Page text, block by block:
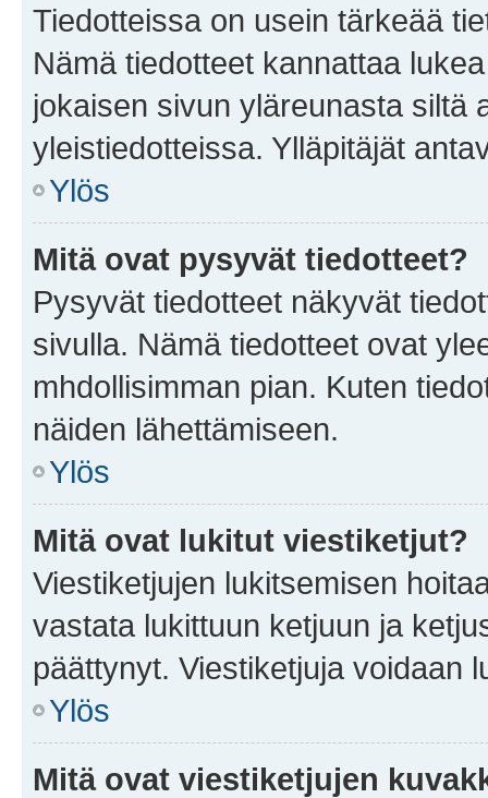
Tiedotteissa on usein tärkeää
Nämä tiedotteet kannattaa
jokaisen sivun yläreunasta siltä
yleistiedotteissa. Ylläpitäjät
Ylös
Mitä ovat pysyvät tiedotteet?
Pysyvät tiedotteet näkyvät
sivulla. Nämä tiedotteet ovat
mhdollisimman pian. Kuten
näiden lähettämiseen.
Ylös
Mitä ovat lukitut viestiketjut?
Viestiketjujen lukitsemisen
vastata lukittuun ketjuun ja
päättynyt. Viestiketjuja voidaan
Ylös
Mitä ovat viestiketjujen